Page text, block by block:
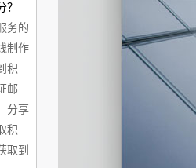
？
务的
制作
积
邮
分享
积
取到